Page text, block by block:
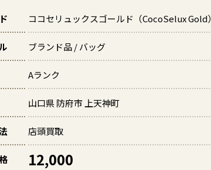
ココセリュックスゴールド（CocoSelux Gold）
ブランド品 / バッグ
Aランク
山口県 防府市 上天神町
店頭買取
12,000